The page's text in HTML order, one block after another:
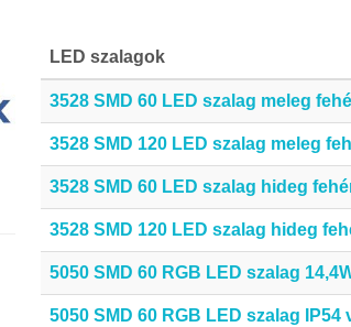
LED szalagok
3528 SMD 60 LED szalag meleg
3528 SMD 120 LED szalag meleg
3528 SMD 60 LED szalag hideg
3528 SMD 120 LED szalag hideg
5050 SMD 60 RGB LED szalag
5050 SMD 60 RGB LED szalag IP54